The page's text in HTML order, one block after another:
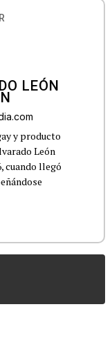
LEÓN
y producto
León
cuando llegó